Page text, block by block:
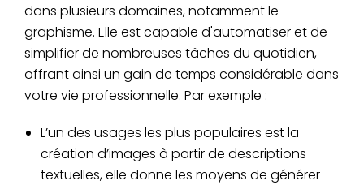
dans plusieurs domaines, notamment le
graphisme. Elle est capable d'automatiser et de
simplifier de nombreuses tâches du quotidien,
offrant ainsi un gain de temps considérable dans
votre vie professionnelle. Par exemple :
L’un des usages les plus populaires est la
création d’images à partir de descriptions
textuelles, elle donne les moyens de générer